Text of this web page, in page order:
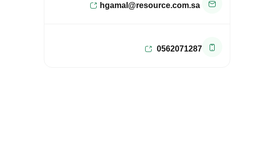
hgamal@resource.com.sa
0562071287